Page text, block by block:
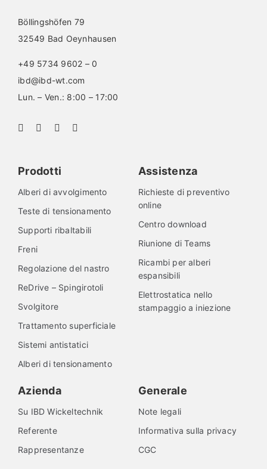
Böllingshöfen 79
32549 Bad Oeynhausen
+49 5734 9602 – 0
ibd@ibd-wt.com
Lun. – Ven.: 8:00 – 17:00
Prodotti
Alberi di avvolgimento
Teste di tensionamento
Supporti ribaltabili
Freni
Regolazione del nastro
ReDrive – Spingirotoli
Svolgitore
Trattamento superficiale
Sistemi antistatici
Alberi di tensionamento
Assistenza
Richieste di preventivo
online
Centro download
Riunione di Teams
Ricambi per alberi
espansibili
Elettrostatica nello
stampaggio a iniezione
Azienda
Su IBD Wickeltechnik
Referente
Rappresentanze
Generale
Note legali
Informativa sulla privacy
CGC